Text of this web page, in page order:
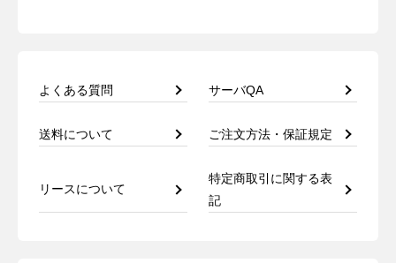
よくある質問 サーバQA
送料について ご注文方法・保証規定
リースについて
特定商取引に関する表
記